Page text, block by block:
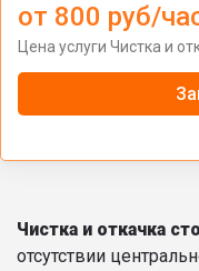
от 800 руб/
Цена услуги Чистка и
Чистка и откачка
отсутствии